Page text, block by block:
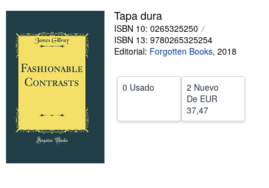
Vendedores
Comenzar a vender
Ayuda
Tapa dura
ISBN 10: 0265325250
ISBN 13: 9780265325254
Editorial: Forgotten Books, 2018
0 Usado
2 Nuevo
De EUR
37,47